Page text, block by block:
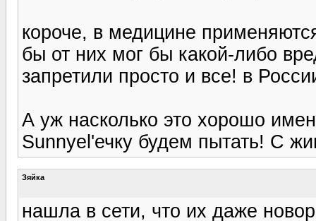
короче, в медицине
бы от них мог бы какой-либо
запретили просто и все! в
А уж насколько это хорошо
Sunnyel'ечку будем пытать! С
Зяйка
нашла в сети, что их даже